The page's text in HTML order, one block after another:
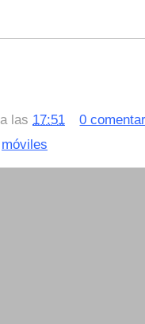
a las 17:51
0
móviles